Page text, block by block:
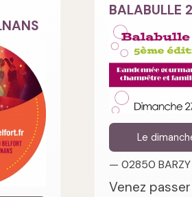
BALABULLE
Le
— 02850 BARZY
Venez